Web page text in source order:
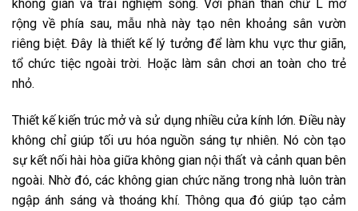
không gian và trải nghiệm sống. Với phần thân chữ L mở
rộng về phía sau, mẫu nhà này tạo nên khoảng sân vườn
riêng biệt. Đây là thiết kế lý tưởng để làm khu vực thư giãn,
tổ chức tiệc ngoài trời. Hoặc làm sân chơi an toàn cho trẻ
nhỏ.
Thiết kế kiến trúc mở và sử dụng nhiều cửa kính lớn. Điều này
không chỉ giúp tối ưu hóa nguồn sáng tự nhiên. Nó còn tạo
sự kết nối hài hòa giữa không gian nội thất và cảnh quan bên
ngoài. Nhờ đó, các không gian chức năng trong nhà luôn tràn
ngập ánh sáng và thoáng khí. Thông qua đó giúp tạo cảm